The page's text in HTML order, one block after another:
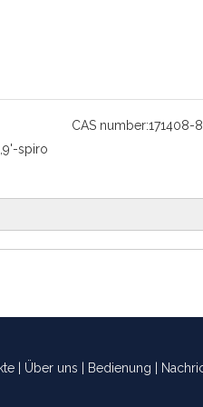
CAS number:171408-
spiro
Über uns Bedienung